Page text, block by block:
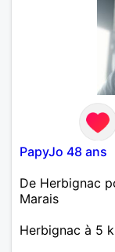
PapyJo 48 ans
De Herbignac
Marais
Herbignac à 5